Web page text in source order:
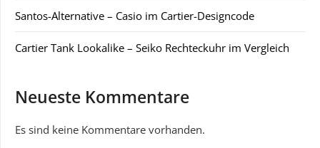
Santos-Alternative – Casio im Cartier-Designcode
Cartier Tank Lookalike – Seiko Rechteckuhr im Vergleich
Neueste Kommentare
Es sind keine Kommentare vorhanden.